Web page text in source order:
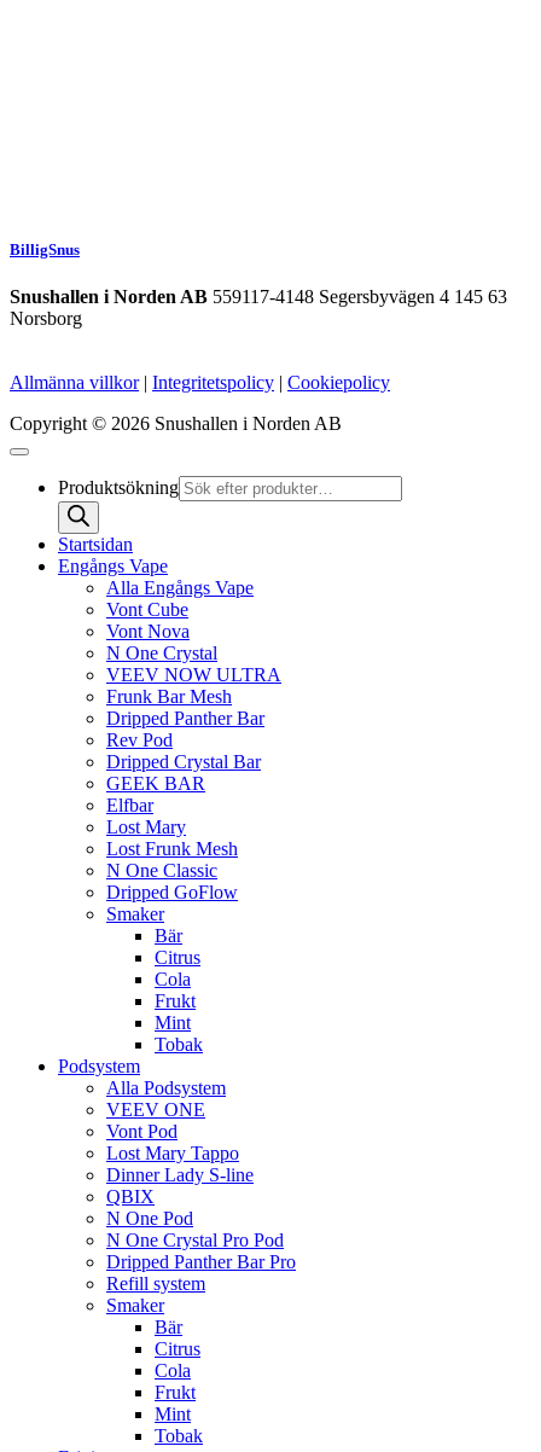
BilligSnus
Snushallen i Norden AB 559117-4148 Segersbyvägen 4 145 63
Norsborg
Allmänna villkor| Integritetspolicy | Cookiepolicy
Copyright © 2026 Snushallen i Norden AB
Produktsökning
Startsidan
Engångs Vape
Alla Engångs Vape
Vont Cube
Vont Nova
N One Crystal
VEEV NOW ULTRA
Frunk Bar Mesh
Dripped Panther Bar
Rev Pod
Dripped Crystal Bar
GEEK BAR
Elfbar
Lost Mary
Lost Frunk Mesh
N One Classic
Dripped GoFlow
Smaker
Bär
Citrus
Cola
Frukt
Mint
Tobak
Podsystem
Alla Podsystem
VEEV ONE
Vont Pod
Lost Mary Tappo
Dinner Lady S-line
QBIX
N One Pod
N One Crystal Pro Pod
Dripped Panther Bar Pro
Refill system
Smaker
Bär
Citrus
Cola
Frukt
Mint
Tobak